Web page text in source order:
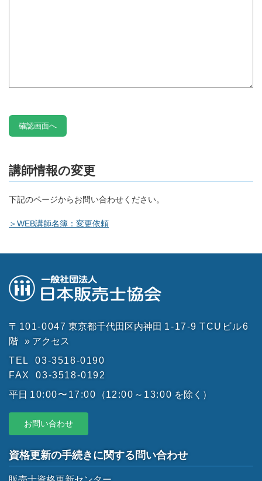
講師情報の変更
下記のページからお問い合わせください。
＞WEB講師名簿：変更依頼
〒101-0047 東京都千代田区内神田 1-17-9 TCUビル6
階
» アクセス
TEL
03-3518-0190
FAX
03-3518-0192
平日 10:00〜17:00 （12:00～13:00 を除く）
お問い合わせ
資格更新の手続きに関する問い合わせ